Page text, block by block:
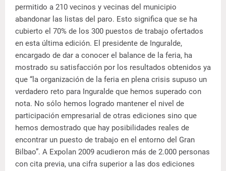
permitido a 210 vecinos y vecinas del municipio
abandonar las listas del paro. Esto significa que se ha
cubierto el 70% de los 300 puestos de trabajo ofertados
en esta última edición. El presidente de Inguralde,
encargado de dar a conocer el balance de la feria, ha
mostrado su satisfacción por los resultados obtenidos ya
que “la organización de la feria en plena crisis supuso un
verdadero reto para Inguralde que hemos superado con
nota. No sólo hemos logrado mantener el nivel de
participación empresarial de otras ediciones sino que
hemos demostrado que hay posibilidades reales de
encontrar un puesto de trabajo en el entorno del Gran
Bilbao”. A Expolan 2009 acudieron más de 2.000 personas
con cita previa, una cifra superior a las dos ediciones